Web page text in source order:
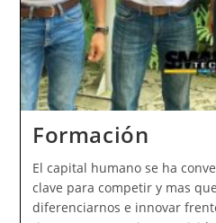
Formación
El capital humano se ha
clave para competir y mas
diferenciarnos e innovar